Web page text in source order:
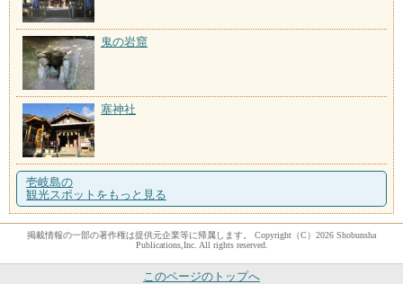
鬼の岩窟
塞神社
壱岐島の
観光スポットをもっと見る
掲載情報の一部の著作権は提供元企業等に帰属します。 Copyright（C）2026 Shobunsha
Publications,Inc. All rights reserved.
このページのトップへ